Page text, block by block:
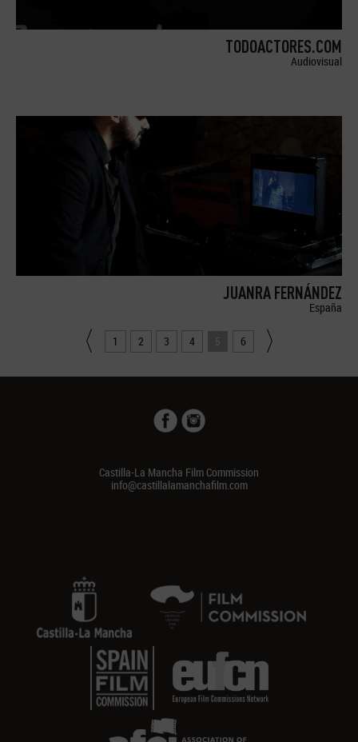
TODOACTORES.COM
Audiovisual
JUANRA FERNÁNDEZ
España
1 2 3 4 5 6
Castilla-La Mancha Film Commission
info@castillalamanchafilm.com